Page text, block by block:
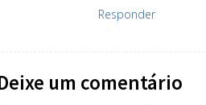
Responder
um comentário